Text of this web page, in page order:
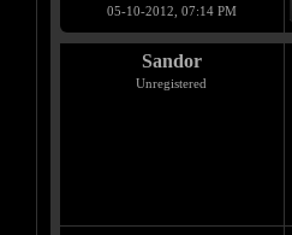
05-10-2012, 07:14 PM
Sandor
Unregistered